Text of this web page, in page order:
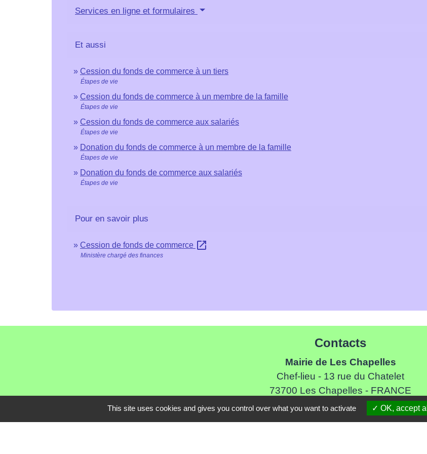
Services en ligne et formulaires
Et aussi
Cession du fonds de commerce à un tiers
Étapes de vie
Cession du fonds de commerce à un membre de la famille
Étapes de vie
Cession du fonds de commerce aux salariés
Étapes de vie
Donation du fonds de commerce à un membre de la famille
Étapes de vie
Donation du fonds de commerce aux salariés
Étapes de vie
Pour en savoir plus
Cession de fonds de commerce open_in_new
Ministère chargé des finances
Contacts
Mairie de Les Chapelles
Chef-lieu - 13 rue du Chatelet
73700 Les Chapelles - FRANCE
+33 7 89 22 08 48
Contact par formulaire
This site uses cookies and gives you control over what you want to activate OK, accept all